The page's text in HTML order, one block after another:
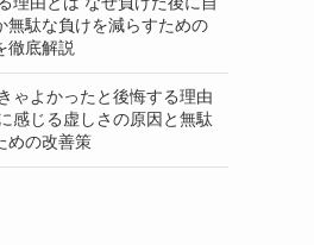
無駄な負けを減らすための
徹底解説
ゃよかったと後悔する理由
感じる虚しさの原因と無駄
めの改善策